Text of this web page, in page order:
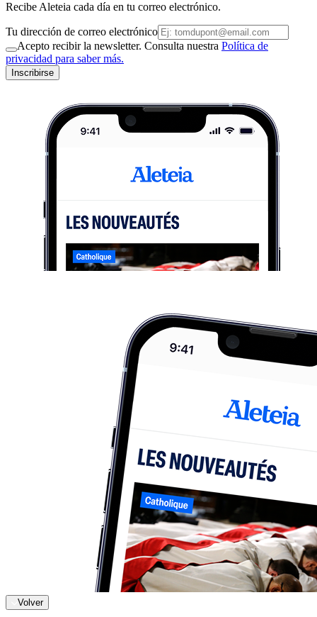
Recibe Aleteia cada día en tu correo electrónico.
Tu dirección de correo electrónico
Acepto recibir la newsletter. Consulta nuestra Política de
privacidad para saber más.
Inscribirse
Volver